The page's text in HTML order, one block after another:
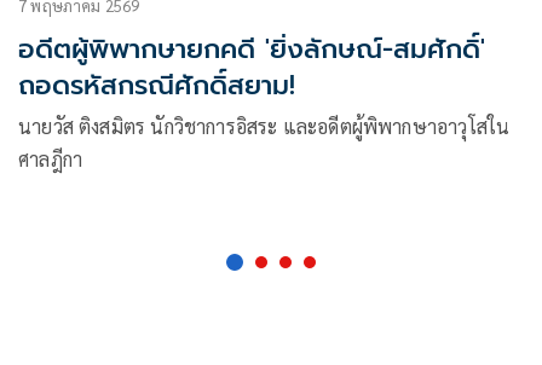
7 พฤษภาคม 2569
อดีตผู้พิพากษายกคดี 'ยิ่งลักษณ์-สมศักดิ์'
ถอดรหัสกรณีศักดิ์สยาม!
นายวัส ติงสมิตร นักวิชาการอิสระ และอดีตผู้พิพากษาอาวุโสใน
ศาลฎีกา